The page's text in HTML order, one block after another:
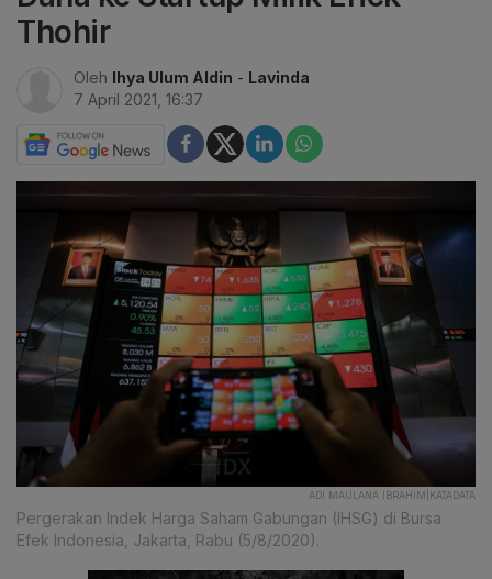
Thohir
Oleh Ihya Ulum Aldin - Lavinda
7 April 2021, 16:37
ADI MAULANA IBRAHIM|KATADATA
Pergerakan Indek Harga Saham Gabungan (IHSG) di Bursa
Efek Indonesia, Jakarta, Rabu (5/8/2020).